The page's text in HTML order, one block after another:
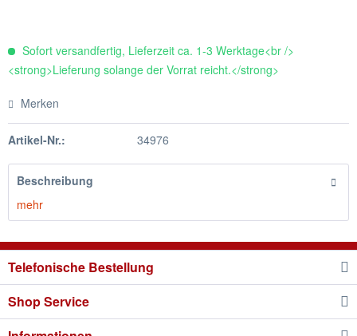
Sofort versandfertig, Lieferzeit ca. 1-3 Werktage<br />
<strong>Lieferung solange der Vorrat reicht.</strong>
Merken
Artikel-Nr.: 34976
Beschreibung
mehr
Telefonische Bestellung
Shop Service